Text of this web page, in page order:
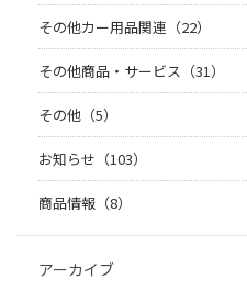
その他カー用品関連（22）
その他商品・サービス（31）
その他（5）
お知らせ（103）
商品情報（8）
アーカイブ